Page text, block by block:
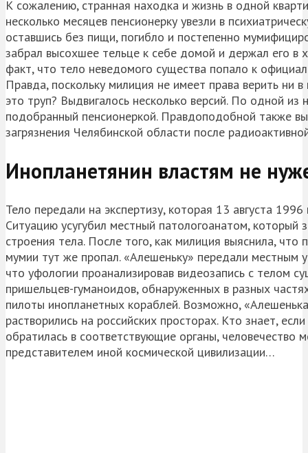
К сожалению, странная находка и жизнь в одной
несколько месяцев пенсионерку увезли в
оставшись без пищи, погибло и постепенно
забрал высохшее тельце к себе домой и держал его в
факт, что тело неведомого существа попало к
Правда, поскольку милиция не имеет права верить ни
это труп? Выдвигалось несколько версий. По одной
подобранный пенсионеркой. Правдоподобной также
загрязнения Челябинской области после
Инопланетянин властям не
Тело передали на экспертизу, которая 13 августа
Ситуацию усугубил местный патологоанатом,
строения тела. После того, как милиция выяснила, что
мумии тут же пропал. «Алешеньку» передали местным
что уфологии проанализировав видеозапись с телом
пришельцев-гуманоидов, обнаруженных в разных
пилоты инопланетных кораблей. Возможно,
растворились на российских просторах. Кто знает,
обратилась в соответствующие органы,
представителем иной космической цивилизации…